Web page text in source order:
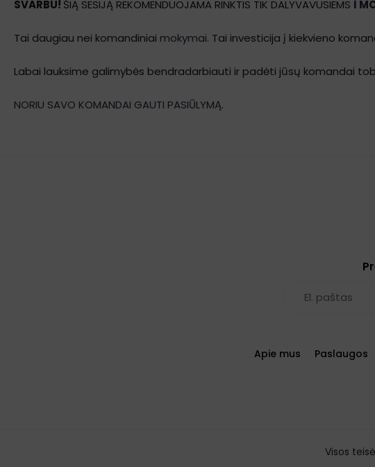
SVARBU! ŠIĄ SESIJĄ REKOMENDUOJAMA RINKTIS TIK DALYVAVUSIEMS I
Tai daugiau nei komandiniai mokymai. Tai investicija į kiekvieno
Labai lauksime galimybės bendradarbiauti ir padėti jūsų komandai
NORIU SAVO KOMANDAI GAUTI PASIŪLYMĄ.
Apie mus Paslaugos
Visos